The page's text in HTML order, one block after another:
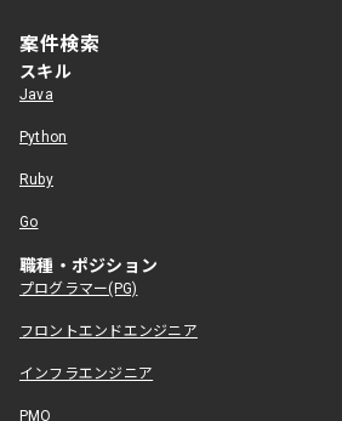
案件検索
スキル
Java
Python
Ruby
Go
職種・ポジション
プログラマー(PG)
フロントエンドエンジニア
インフラエンジニア
PMO